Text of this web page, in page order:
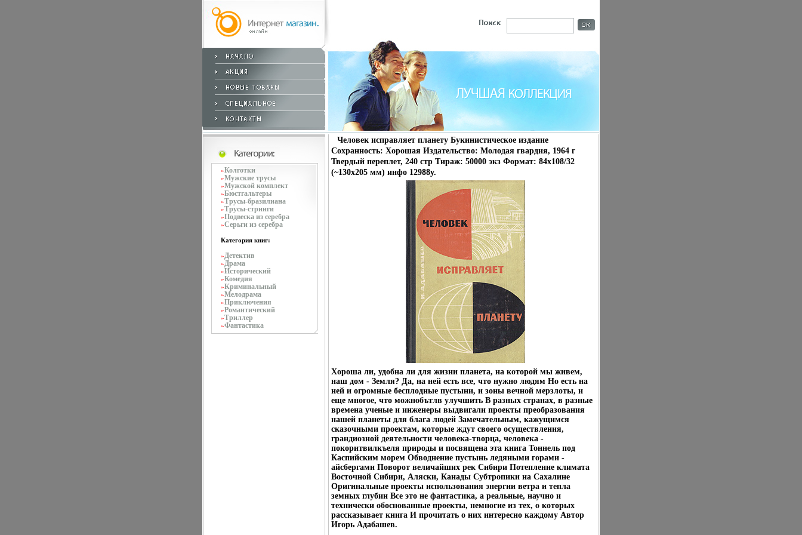
»Колготки
»Мужские трусы
»Мужской комплект
»Бюстгальтеры
»Трусы-бразилиана
»Трусы-стринги
»Подвеска из серебра
»Серьги из серебра
Категория книг:
»Детектив
»Драма
»Исторический
»Комедия
»Криминальный
»Мелодрама
»Приключения
»Романтический
»Триллер
»Фантастика
Человек исправляет планету Букинистическое издание
Сохранность: Хорошая Издательство: Молодая гвардия, 1964 г
Твердый переплет, 240 стр Тираж: 50000 экз Формат: 84x108/32
(~130х205 мм) инфо 12988y.
Хороша ли, удобна ли для жизни планета, на которой мы живем,
наш дом - Земля? Да, на ней есть все, что нужно людям Но есть на
ней и огромные бесплодные пустыни, и зоны вечной мерзлоты, и
еще многое, что можнобътлв улучшить В разных странах, в разные
времена ученые и инженеры выдвигали проекты преобразования
нашей планеты для блага людей Замечательным, кажущимся
сказочными проектам, которые ждут своего осуществления,
грандиозной деятельности человека-творца, человека -
покоритвилкъеля природы и посвящена эта книга Тоннель под
Каспийским морем Обводнение пустынь ледяными горами -
айсбергами Поворот величайших рек Сибири Потепление климата
Восточной Сибири, Аляски, Канады Субтропики на Сахалине
Оригинальные проекты использования энергии ветра и тепла
земных глубин Все это не фантастика, а реальные, научно и
технически обоснованные проекты, немногие из тех, о которых
рассказывает книга И прочитать о них интересно каждому Автор
Игорь Адабашев.